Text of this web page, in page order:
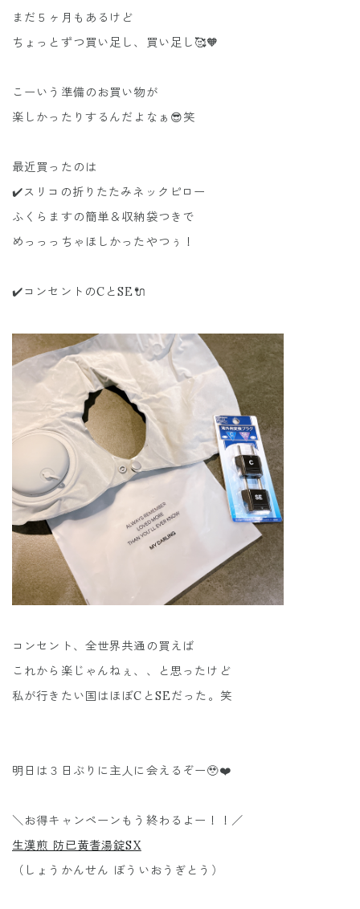
まだ５ヶ月もあるけど
ちょっとずつ買い足し、買い足し🥰🧡
こーいう準備のお買い物が
楽しかったりするんだよなぁ😎笑
最近買ったのは
✔️スリコの折りたたみネックピロー
ふくらますの簡単＆収納袋つきで
めっっっちゃほしかったやつぅ！
✔️コンセントのCとSE🔌
コンセント、全世界共通の買えば
これから楽じゃんねぇ、、と思ったけど
私が行きたい国はほぼCとSEだった。笑
明日は３日ぶりに主人に会えるぞー🥹❤️
＼お得キャンペーンもう終わるよー！！／
生漢煎 防已黄耆湯錠SX
（しょうかんせん ぼういおうぎとう）